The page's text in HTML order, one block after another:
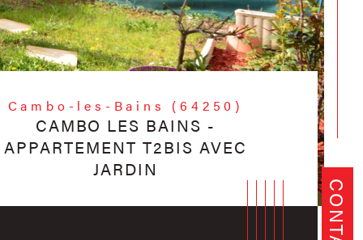
Cambo-les-Bains (64250)
CAMBO LES BAINS -
APPARTEMENT T2BIS AVEC
JARDIN